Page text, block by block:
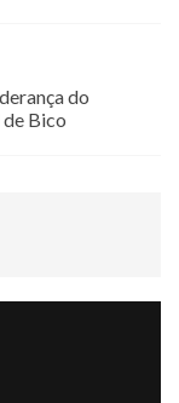
do
Bico